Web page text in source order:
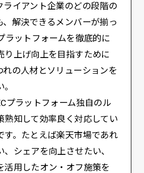
ライアント企業のどの段階の
、解決できるメンバーが揃っ
ラットフォームを徹底的に
り上げ向上を目指すために
れの人材とソリューションを
プラットフォーム独自のル
熟知して効率良く対応してい
す。たとえば楽天市場であれ
、シェアを向上させたい、
活用したオン・オフ施策を